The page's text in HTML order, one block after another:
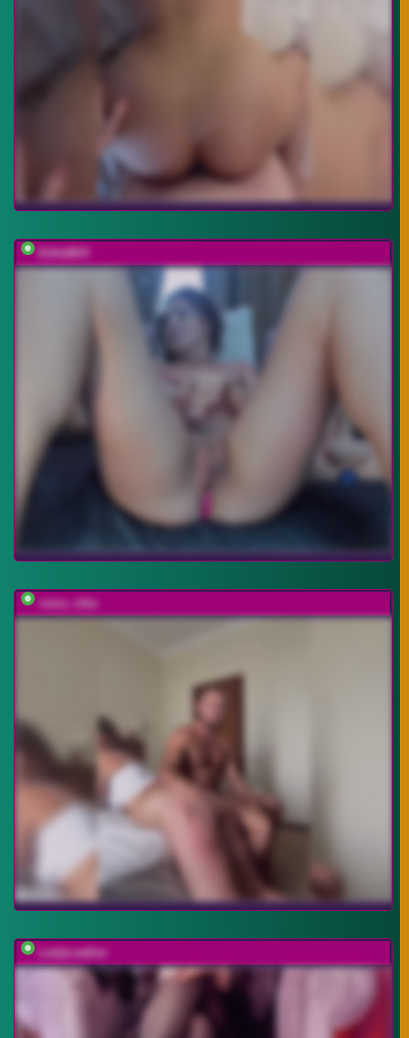
EditaMilf
ruma_vibe
LadyLeather